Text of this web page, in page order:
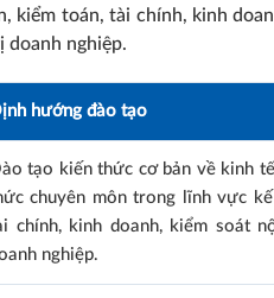
kiểm toán, tài chính, kinh
doanh nghiệp.
hướng đào tạo
tạo kiến thức cơ bản về kinh
chuyên môn trong lĩnh vực
chính, kinh doanh, kiểm soát
nghiệp.